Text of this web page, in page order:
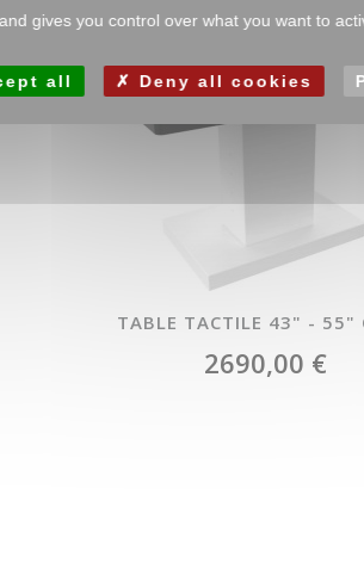
TABLE TACTILE 43" - 55"
2690,00 €
gives you control over what you want to
all Deny all cookies